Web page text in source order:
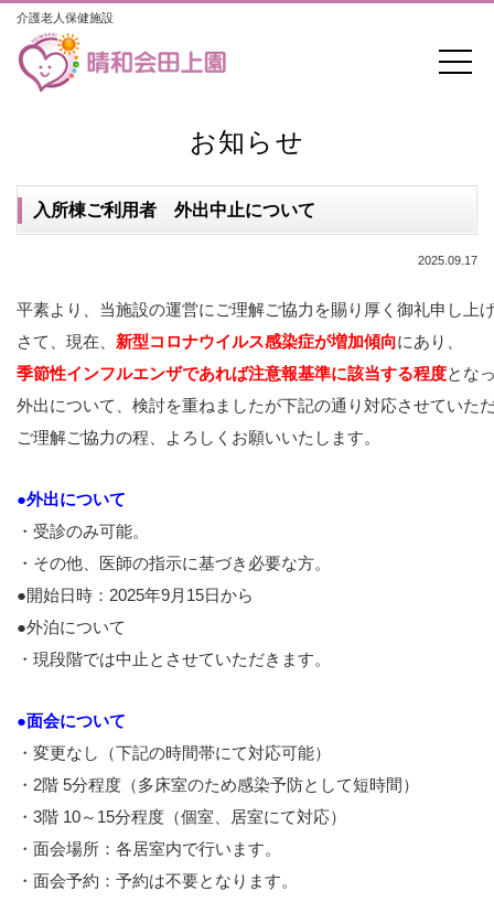
介護老人保健施設
お知らせ
入所棟ご利用者 外出中止について
2025.09.17
平素より、当施設の運営にご理解ご協力を賜り厚く御礼申し上
さて、現在、 新型コロナウイルス感染症が増加傾向
季節性インフルエンザであれば注意報基準に該当する程度とな
外出について、検討を重ねましたが下記の通り対応させていた
●外出について
・受診のみ可能。
・その他、医師の指示に基づき必要な方。
●開始日時：2025年9月15日から
●外泊について
●面会について
・変更なし（下記の時間帯にて対応可能）
・2階 5分程度（多床室のため感染予防として短時間）
・3階 10～15分程度（個室、居室にて対応）
・面会場所：各居室内で行います。
・面会予約：予約は不要となります。